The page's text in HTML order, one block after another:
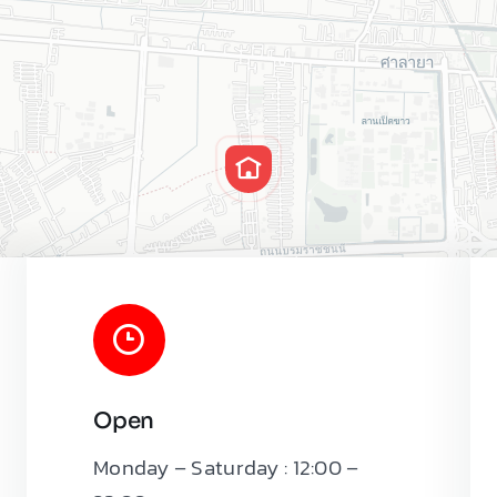
Open
Monday – Saturday : 12:00 –